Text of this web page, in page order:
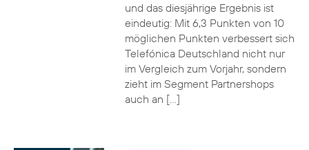
und das diesjährige Ergebnis ist
eindeutig: Mit 6,3 Punkten von 10
möglichen Punkten verbessert sich
Telefónica Deutschland nicht nur
im Vergleich zum Vorjahr, sondern
zieht im Segment Partnershops
auch an […]